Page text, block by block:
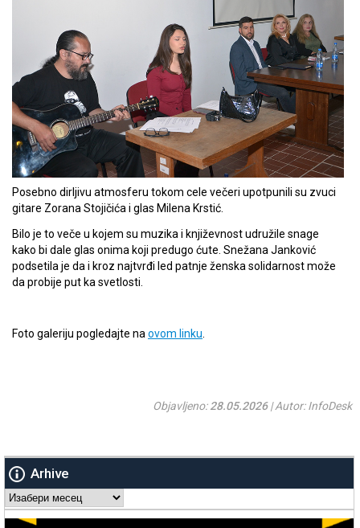
Posebno dirljivu atmosferu tokom cele večeri upotpunili su zvuci
gitare Zorana Stojičića i glas Milena Krstić.
Bilo je to veče u kojem su muzika i književnost udružile snage
kako bi dale glas onima koji predugo ćute. Snežana Janković
podsetila je da i kroz najtvrđi led patnje ženska solidarnost može
da probije put ka svetlosti.
Foto galeriju pogledajte na ovom linku
Objavljeno:28.05.2026| Autor: InfoDesk
Arhive
Arhive